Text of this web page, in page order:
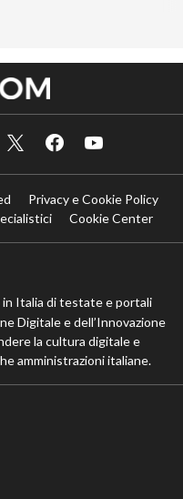
Privacy e Cookie Policy
Cookie Center
Italia di testate e portali
Digitale e dell’Innovazione
la cultura digitale e
amministrazioni italiane.